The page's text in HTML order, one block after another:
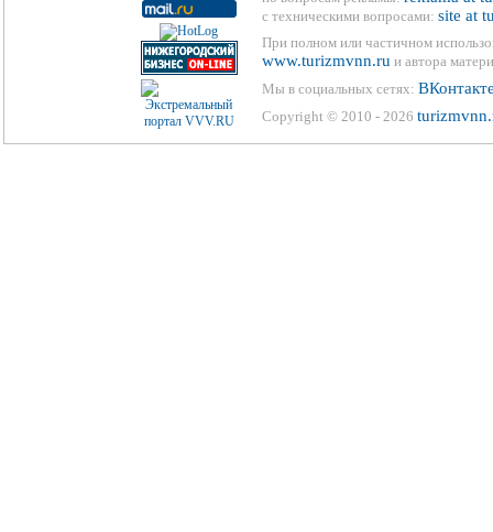
с техническими вопросами: site at
При полном или частичном
www.turizmvnn.ru и автора
Мы в социальных сетях:
Copyright © 2010 - 2026